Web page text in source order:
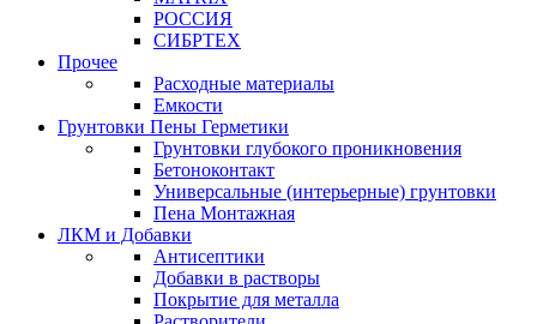
РОССИЯ
СИБРТЕХ
Прочее
Расходные материалы
Емкости
Грунтовки Пены Герметики
Грунтовки глубокого проникновения
Бетоноконтакт
Универсальные (интерьерные) грунтовки
Пена Монтажная
ЛКМ и Добавки
Антисептики
Добавки в растворы
Покрытие для металла